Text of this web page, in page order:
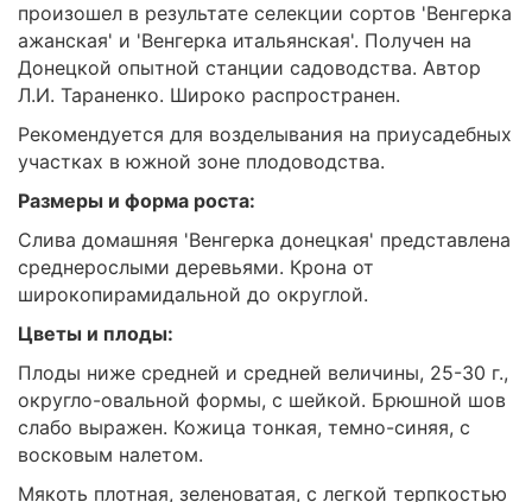
произошел в результате селекции сортов 'Венгерка
ажанская' и 'Венгерка итальянская'. Получен на
Донецкой опытной станции садоводства. Автор
Л.И. Тараненко. Широко распространен.
Рекомендуется для возделывания на приусадебных
участках в южной зоне плодоводства.
Размеры и форма роста:
Слива домашняя 'Венгерка донецкая' представлена
среднерослыми деревьями. Крона от
широкопирамидальной до округлой.
Цветы и плоды:
Плоды ниже средней и средней величины, 25-30 г.,
округло-овальной формы, с шейкой. Брюшной шов
слабо выражен. Кожица тонкая, темно-синяя, с
восковым налетом.
Мякоть плотная, зеленоватая, с легкой терпкостью